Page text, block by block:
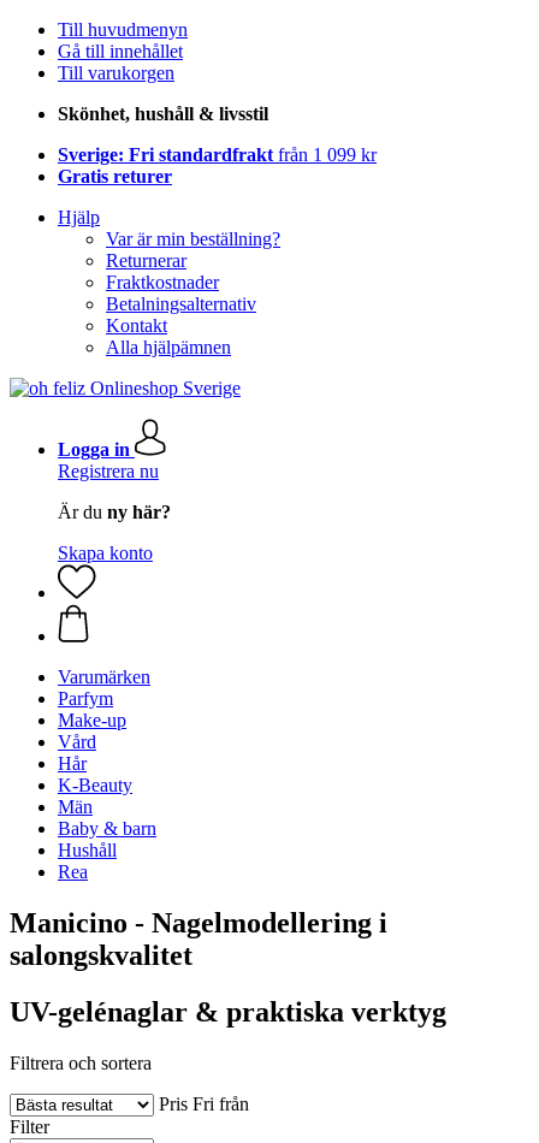
Till huvudmenyn
Gå till innehållet
Till varukorgen
Skönhet, hushåll & livsstil
Sverige: Fri standardfrakt från 1 099 kr
Gratis returer
Hjälp
Var är min beställning?
Returnerar
Fraktkostnader
Betalningsalternativ
Kontakt
Alla hjälpämnen
Logga in
Registrera nu
Är du ny här?
Skapa konto
Varumärken
Parfym
Make-up
Vård
Hår
K-Beauty
Män
Baby & barn
Hushåll
Rea
Manicino - Nagelmodellering i
salongskvalitet
UV-gelénaglar & praktiska verktyg
Filtrera och sortera
Pris Fri från
Filter